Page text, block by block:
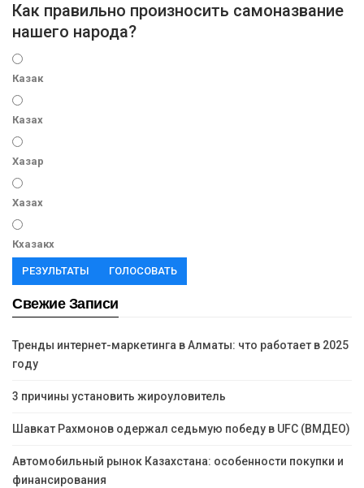
Как правильно произносить самоназвание
нашего народа?
Казак
Казах
Хазар
Хазах
Кхазакх
РЕЗУЛЬТАТЫ ГОЛОСОВАТЬ
Свежие Записи
Тренды интернет-маркетинга в Алматы: что работает в 2025
году
3 причины установить жироуловитель
Шавкат Рахмонов одержал седьмую победу в UFC (ВМДЕО)
Автомобильный рынок Казахстана: особенности покупки и
финансирования